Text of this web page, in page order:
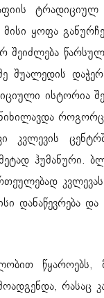
ყოფა
შეიძლება
შუალედის
ისტორია
კვლევის
ჰუმანური.
დანაწევრება
წყაროებს,
რასაც